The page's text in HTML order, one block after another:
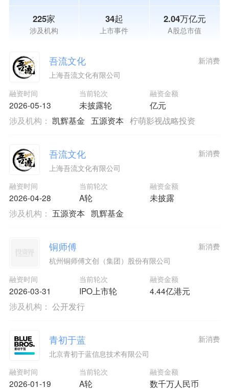
225家
涉及机构
34起
上市事件
2.04万亿元
A股总市值
吾流文化
上海吾流文化有限公司
融资时间
2026-05-13
当前轮次
未披露轮
融资金额
亿元
新消费
涉及机构： 凯辉基金 五源资本 柠萌影视战略投资
吾流文化
上海吾流文化有限公司
融资时间
2026-04-28
当前轮次
A轮
融资金额
未披露
新消费
涉及机构： 五源资本 凯辉基金
铜师傅
杭州铜师傅文创（集团）股份有限公司
融资时间
2026-03-31
当前轮次
IPO上市轮
融资金额
4.44亿港元
新消费
涉及机构： 公开发行
青初于蓝
北京青初于蓝信息技术有限公司
融资时间
2026-01-19
当前轮次
A轮
融资金额
数千万人民币
新消费